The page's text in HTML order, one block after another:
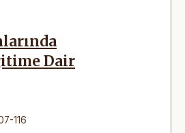
Dair
116